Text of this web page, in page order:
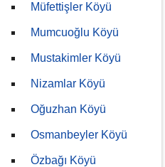
Müfettişler Köyü
Mumcuoğlu Köyü
Mustakimler Köyü
Nizamlar Köyü
Oğuzhan Köyü
Osmanbeyler Köyü
Özbağı Köyü